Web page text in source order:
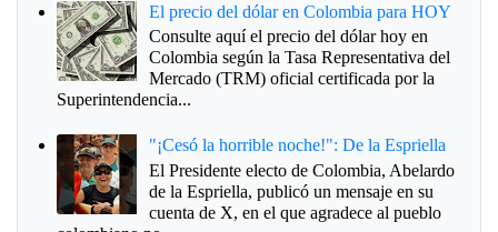
El precio del dólar en Colombia para HOY
Consulte aquí el precio del dólar hoy en
Colombia según la Tasa Representativa del
Mercado (TRM) oficial certificada por la
Superintendencia...
"¡Cesó la horrible noche!": De la Espriella
El Presidente electo de Colombia, Abelardo
de la Espriella, publicó un mensaje en su
cuenta de X, en el que agradece al pueblo